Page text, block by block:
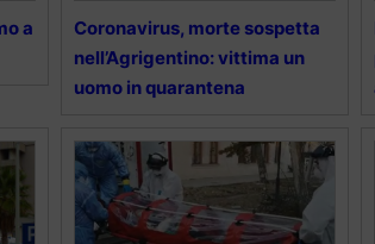
a
Coronavirus, morte sospetta
nell’Agrigentino: vittima un
uomo in quarantena